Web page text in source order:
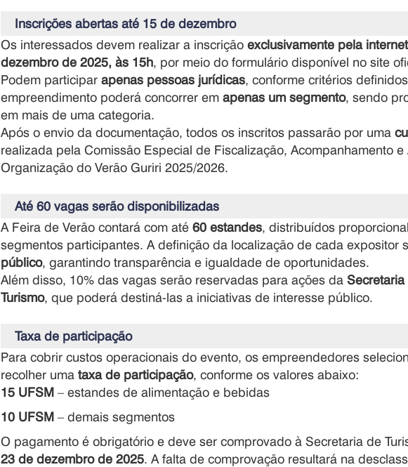
Inscrições abertas até 15 de dezembro
Os interessados devem realizar a inscriçãoexclusivamente pela internet
dezembro de 2025, às 15h, por meio do formulário disponível no site
Podem participarapenas pessoas jurídicas, conforme critérios
empreendimento poderá concorrer emapenas um segmento, sendo
em mais de uma categoria.
Após o envio da documentação, todos os inscritos passarão por uma
realizada pela Comissão Especial de Fiscalização, Acompanhamento e
Organização do Verão Guriri 2025/2026.
Até 60 vagas serão disponibilizadas
A Feira de Verão contará com até60 estandes, distribuídos
segmentos participantes. A definição da localização de cada expositor
público, garantindo transparência e igualdade de oportunidades.
Além disso, 10% das vagas serão reservadas para ações da
Turismo, que poderá destiná-las a iniciativas de interesse público.
Taxa de participação
Para cobrir custos operacionais do evento, os empreendedores
recolher umataxa de participação, conforme os valores abaixo:
15 UFSM – estandes de alimentação e bebidas
10 UFSM – demais segmentos
O pagamento é obrigatório e deve ser comprovado à Secretaria de
23 de dezembro de 2025. A falta de comprovação resultará na